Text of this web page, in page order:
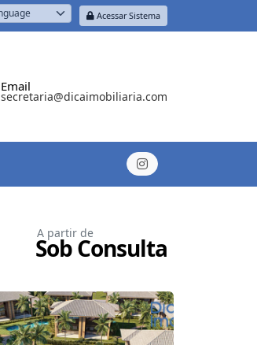
Acessar Sistema
Email
secretaria@dicaimobiliaria.com
A partir de
Sob Consulta